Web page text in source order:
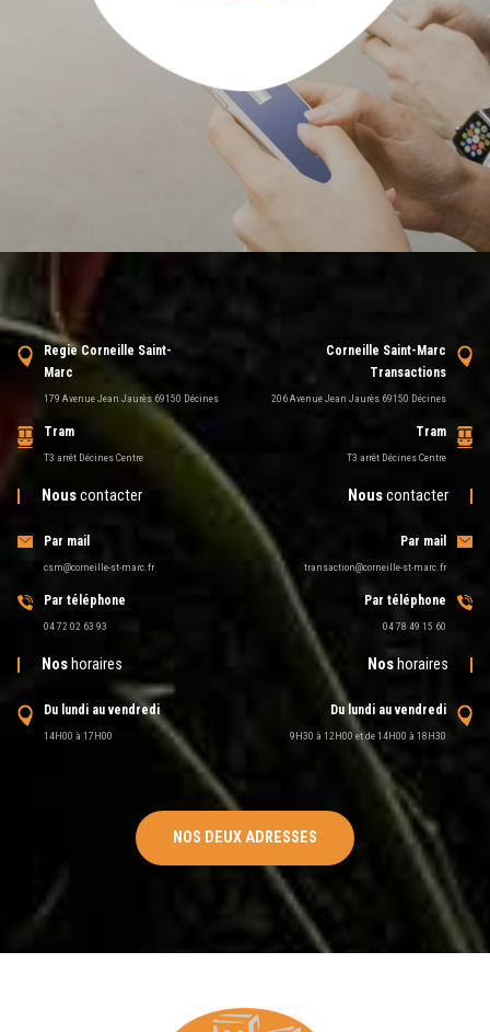
Regie Corneille Saint-
Marc
179 Avenue Jean Jaurès 69150 Décines
Tram
T3 arrêt Décines Centre
Nouscontacter
Par mail
csm@corneille-st-marc.fr
Par téléphone
04 72 02 63 93
Nos horaires
Du lundi au vendredi
14H00 à 17H00
NOS DEUX ADRESSES
Corneille Saint-Marc
Transactions
206 Avenue Jean Jaurès 69150 Décines
Tram
T3 arrêt Décines Centre
Nouscontacter
Par mail
transaction@corneille-st-marc.fr
Par téléphone
04 78 49 15 60
Noshoraires
Du lundi au vendredi
9H30 à 12H00 et de 14H00 à 18H30